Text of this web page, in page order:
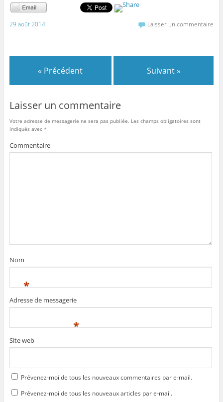
29 août 2014 Laisser un commentaire
« Précédent Suivant »
Laisser un commentaire
Votre adresse de messagerie ne sera pas publiée. Les champs obligatoires sont
indiqués avec *
Commentaire
Nom
*
Adresse de messagerie
*
Site web
Prévenez-moi de tous les nouveaux commentaires par e-mail.
Prévenez-moi de tous les nouveaux articles par e-mail.